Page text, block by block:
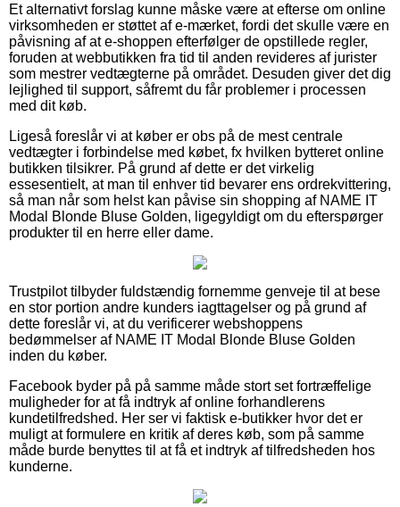
Et alternativt forslag kunne måske være at efterse om online
virksomheden er støttet af e-mærket, fordi det skulle være en
påvisning af at e-shoppen efterfølger de opstillede regler,
foruden at webbutikken fra tid til anden revideres af jurister
som mestrer vedtægterne på området. Desuden giver det dig
lejlighed til support, såfremt du får problemer i processen
med dit køb.
Ligeså foreslår vi at køber er obs på de mest centrale
vedtægter i forbindelse med købet, fx hvilken bytteret online
butikken tilsikrer. På grund af dette er det virkelig
essesentielt, at man til enhver tid bevarer ens ordrekvittering,
så man når som helst kan påvise sin shopping af NAME IT
Modal Blonde Bluse Golden, ligegyldigt om du efterspørger
produkter til en herre eller dame.
Trustpilot tilbyder fuldstændig fornemme genveje til at bese
en stor portion andre kunders iagttagelser og på grund af
dette foreslår vi, at du verificerer webshoppens
bedømmelser af NAME IT Modal Blonde Bluse Golden
inden du køber.
Facebook byder på på samme måde stort set fortræffelige
muligheder for at få indtryk af online forhandlerens
kundetilfredshed. Her ser vi faktisk e-butikker hvor det er
muligt at formulere en kritik af deres køb, som på samme
måde burde benyttes til at få et indtryk af tilfredsheden hos
kunderne.